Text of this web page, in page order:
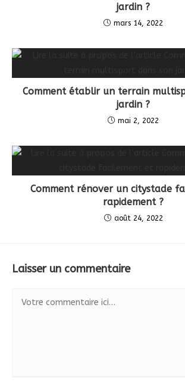
jardin ?
mars 14, 2022
Comment établir un terrain
jardin ?
mai 2, 2022
Comment rénover un citystade
rapidement ?
août 24, 2022
Laisser un commentaire